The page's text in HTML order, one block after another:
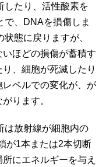
したり、活性酸素を
、DNAを損傷しま
態に戻りますが、
ほどの損傷が蓄積す
、細胞が死滅したり
ベルでの変化が、が
ります。
は放射線が細胞内の
が1本または2本切断
にエネルギーを与え